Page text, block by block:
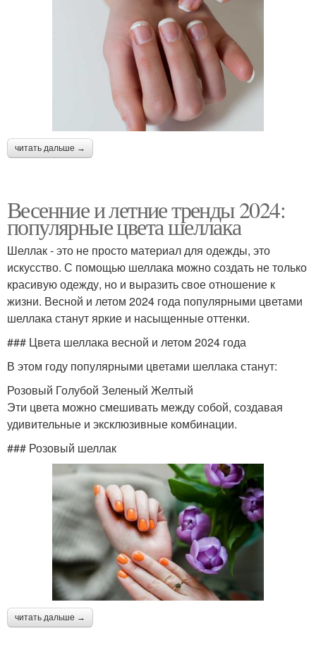
читать дальше →
Весенние и летние тренды 2024:
популярные цвета шеллака
Шеллак - это не просто материал для одежды, это
искусство. С помощью шеллака можно создать не только
красивую одежду, но и выразить свое отношение к
жизни. Весной и летом 2024 года популярными цветами
шеллака станут яркие и насыщенные оттенки.
### Цвета шеллака весной и летом 2024 года
В этом году популярными цветами шеллака станут:
Розовый Голубой Зеленый Желтый
Эти цвета можно смешивать между собой, создавая
удивительные и эксклюзивные комбинации.
### Розовый шеллак
читать дальше →